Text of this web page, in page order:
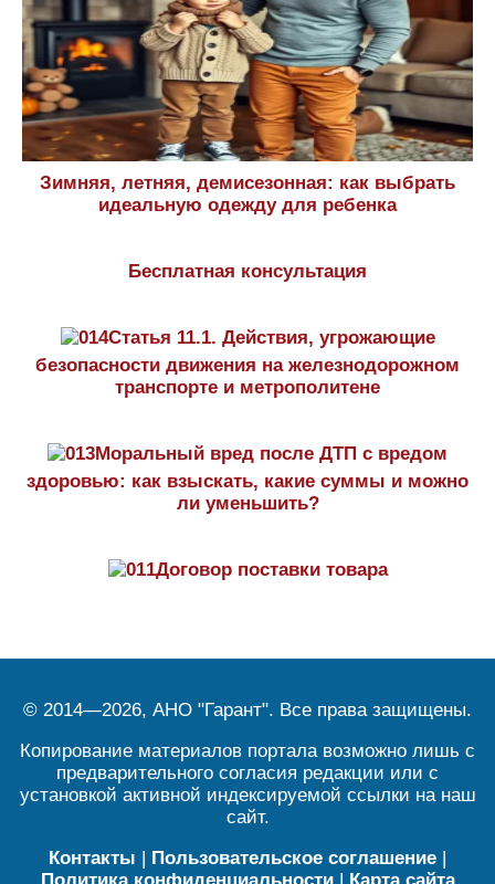
Зимняя, летняя, демисезонная: как выбрать
идеальную одежду для ребенка
Бесплатная консультация
Статья 11.1. Действия, угрожающие
безопасности движения на железнодорожном
транспорте и метрополитене
Моральный вред после ДТП с вредом
здоровью: как взыскать, какие суммы и можно
ли уменьшить?
Договор поставки товара
© 2014—2026, АНО "Гарант". Все права защищены.
Копирование материалов портала возможно лишь с
предварительного согласия редакции или с
установкой активной индексируемой ссылки на наш
сайт.
Контакты | Пользовательское соглашение |